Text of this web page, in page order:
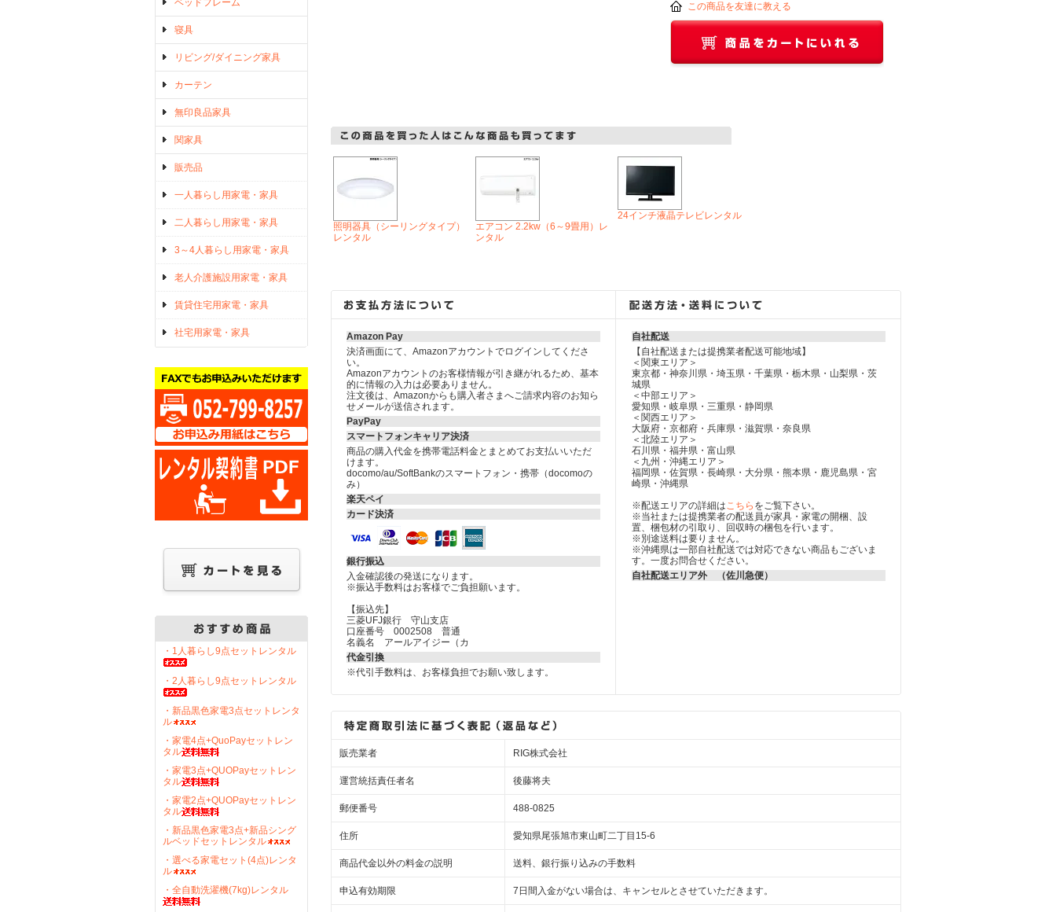
ベッドフレーム
寝具
リビング/ダイニング家具
カーテン
無印良品家具
関家具
販売品
一人暮らし用家電・家具
二人暮らし用家電・家具
3～4人暮らし用家電・家具
老人介護施設用家電・家具
賃貸住宅用家電・家具
社宅用家電・家具
・1人暮らし9点セットレンタル
・2人暮らし9点セットレンタル
・新品黒色家電3点セットレンタ
ル
・家電4点+QuoPayセットレン
タル
・家電3点+QUOPayセットレン
タル
・家電2点+QUOPayセットレン
タル
・新品黒色家電3点+新品シング
ルベッドセットレンタル
・選べる家電セット(4点)レンタ
ル
・全自動洗濯機(7kg)レンタル
この商品を友達に教える
照明器具（シーリングタイプ）
レンタル
エアコン 2.2kw（6～9畳用）レ
ンタル
24インチ液晶テレビレンタル
Amazon Pay
決済画面にて、Amazonアカウントでログインしてくださ
い。
Amazonアカウントのお客様情報が引き継がれるため、基本
的に情報の入力は必要ありません。
注文後は、Amazonからも購入者さまへご請求内容のお知ら
せメールが送信されます。
PayPay
スマートフォンキャリア決済
商品の購入代金を携帯電話料金とまとめてお支払いいただ
けます。
docomo/au/SoftBankのスマートフォン・携帯（docomoの
み）
楽天ペイ
カード決済
銀行振込
入金確認後の発送になります。
※振込手数料はお客様でご負担願います。
【振込先】
三菱UFJ銀行 守山支店
口座番号 0002508 普通
名義名 アールアイジー（カ
代金引換
※代引手数料は、お客様負担でお願い致します。
自社配送
【自社配送または提携業者配送可能地域】
＜関東エリア＞
東京都・神奈川県・埼玉県・千葉県・栃木県・山梨県・茨
城県
＜中部エリア＞
愛知県・岐阜県・三重県・静岡県
＜関西エリア＞
大阪府・京都府・兵庫県・滋賀県・奈良県
＜北陸エリア＞
石川県・福井県・富山県
＜九州・沖縄エリア＞
福岡県・佐賀県・長崎県・大分県・熊本県・鹿児島県・宮
崎県・沖縄県
※配送エリアの詳細はこちら をご覧下さい。
※当社または提携業者の配送員が家具・家電の開梱、設
置、梱包材の引取り、回収時の梱包を行います。
※別途送料は要りません。
※沖縄県は一部自社配送では対応できない商品もございま
す。一度お問合せください。
自社配送エリア外 （佐川急便）
販売業者 RIG株式会社
運営統括責任者名 後藤将夫
郵便番号 488-0825
住所 愛知県尾張旭市東山町二丁目15-6
商品代金以外の料金の説明 送料、銀行振り込みの手数料
申込有効期限 7日間入金がない場合は、キャンセルとさせていただきます。